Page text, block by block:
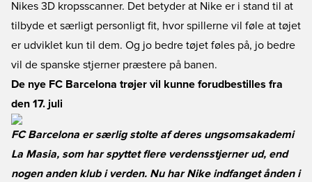
Nikes 3D kropsscanner. Det betyder at Nike er i stand til at
tilbyde et særligt personligt fit, hvor spillerne vil føle at tøjet
er udviklet kun til dem. Og jo bedre tøjet føles på, jo bedre
vil de spanske stjerner præstere på banen.
De nye FC Barcelona trøjer vil kunne forudbestilles fra
den 17. juli
FC Barcelona er særlig stolte af deres ungsomsakademi
La Masia, som har spyttet flere verdensstjerner ud, end
nogen anden klub i verden. Nu har Nike indfanget ånden i